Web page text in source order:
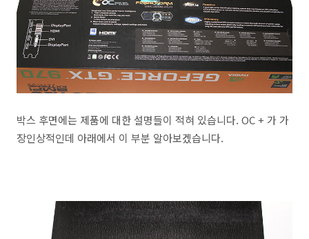
박스 후면에는 제품에 대한 설명들이 적혀 있습니다. OC + 가 가
장인상적인데 아래에서 이 부분 알아보겠습니다.